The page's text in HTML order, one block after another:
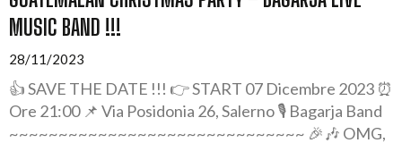
MUSIC BAND !!!
28/11/2023
👍 SAVE THE DATE !!! 👉 START 07 Dicembre 2023 ⏰
Ore 21:00 📌 Via Posidonia 26, Salerno 🎙️ Bagarja Band
~~~~~~~~~~~~~~~~~~~~~~~~~~~~~~ 🎉🎶 OMG,